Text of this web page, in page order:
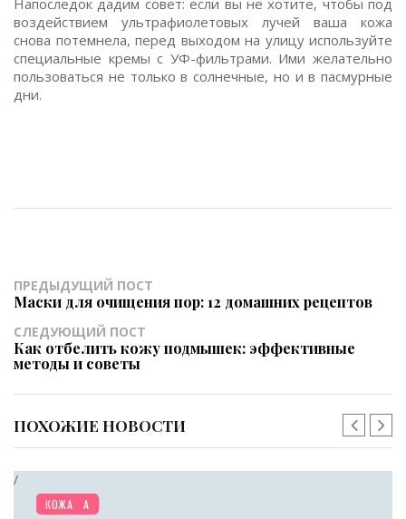
Напоследок дадим совет: если вы не хотите, чтобы под
воздействием ультрафиолетовых лучей ваша кожа
снова потемнела, перед выходом на улицу используйте
специальные кремы с УФ-фильтрами. Ими желательно
пользоваться не только в солнечные, но и в пасмурные
дни.
ПРЕДЫДУЩИЙ ПОСТ
Маски для очищения пор: 12 домашних рецептов
СЛЕДУЮЩИЙ ПОСТ
Как отбелить кожу подмышек: эффективные
методы и советы
ПОХОЖИЕ НОВОСТИ